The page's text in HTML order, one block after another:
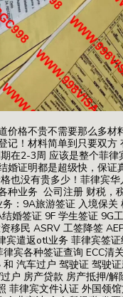
价格不贵不需要那么多材
记！材料简单到只要双方
在2-3周 应该是整个菲律
婚证明都是超级快，保证
也没有贵多少！菲律宾
种业务 公司注册 财税，
：9A旅游签证 入境保关
婚签证 9F 学生签证 9G
移民 ASRV 工签降签
宾遣返otl业务 菲律宾签
宾各种签证查询 ECC清
和 汽车过户 驾驶证 驾驶
户 房产贷款 房产抵押/
菲律宾文件认证 外国领